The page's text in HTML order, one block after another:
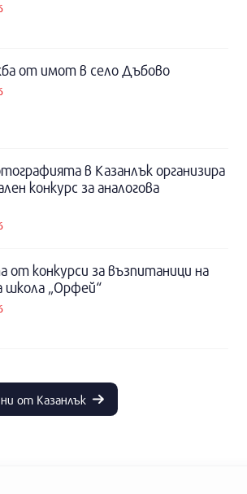
от имот в село Дъбово
в Казанлък организира
конкурс за аналогова
от конкурси за възпитаници на
школа „Орфей“
от Казанлък